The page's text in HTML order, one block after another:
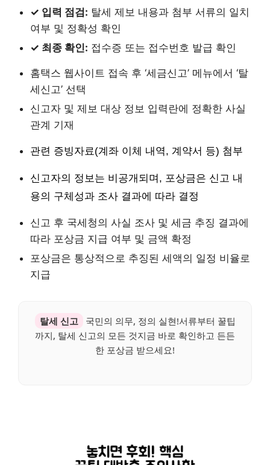
✓ 입력 점검: 탈세 제보 내용과 첨부 서류의 일치
여부 및 정확성 확인
✓ 최종 확인: 접수증 또는 접수번호 발급 확인
홈택스 웹사이트 접속 후 ‘세금신고’ 메뉴에서 ‘탈
세신고’ 선택
신고자 및 제보 대상 정보 입력란에 정확한 사실
관계 기재
관련 증빙자료(계좌 이체 내역, 계약서 등) 첨부
신고자의 정보는 비공개되며, 포상금은 신고 내
용의 구체성과 조사 결과에 따라 결정
신고 후 국세청의 사실 조사 및 세금 추징 결과에
따라 포상금 지급 여부 및 금액 확정
포상금은 통상적으로 추징된 세액의 일정 비율로
지급
탈세 신고
국민의 의무, 정의 실현!서류부터 꿀팁
까지, 탈세 신고의 모든 것지금 바로 확인하고 든든
한 포상금 받으세요!